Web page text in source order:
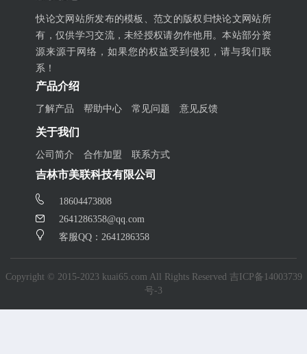
快论文网站所发布的模板、范文的版权归快论文网站所
有，仅供学习交流，未经授权请勿作他用。本站部分资
源来源于网络，如果您的权益受到侵犯，请与我们联
系！
产品介绍
了解产品 帮助中心 常见问题 意见反馈
关于我们
公司简介 合作加盟 联系方式
吉林市美联科技有限公司
18604473808
2641286358@qq.com
客服QQ：2641286358
Copyright © 2015-2023 kuai65.com All Rights Reserved 吉ICP备14003739
号-3